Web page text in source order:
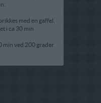
med en gaffel.
i ca 30 min
min ved 200 grader